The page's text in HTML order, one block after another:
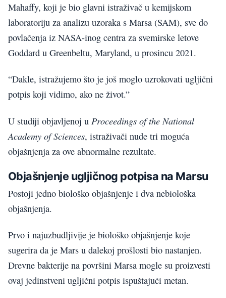
Mahaffy, koji je bio glavni istraživač u kemijskom
laboratoriju za analizu uzoraka s Marsa (SAM), sve do
povlačenja iz NASA-inog centra za svemirske letove
Goddard u Greenbeltu, Maryland, u prosincu 2021.
“Dakle, istražujemo što je još moglo uzrokovati ugljični
potpis koji vidimo, ako ne život.”
U studiji objavljenoj u Proceedings of the National
Academy of Sciences, istraživači nude tri moguća
objašnjenja za ove abnormalne rezultate.
Objašnjenje ugljičnog potpisa na Marsu
Postoji jedno biološko objašnjenje i dva nebiološka
objašnjenja.
Prvo i najuzbudljivije je biološko objašnjenje koje
sugerira da je Mars u dalekoj prošlosti bio nastanjen.
Drevne bakterije na površini Marsa mogle su proizvesti
ovaj jedinstveni ugljični potpis ispuštajući metan.